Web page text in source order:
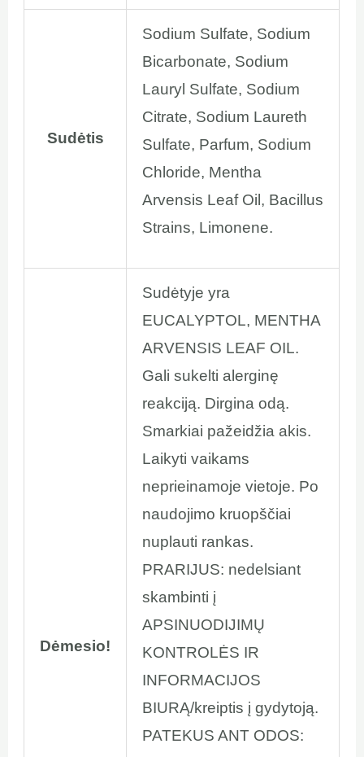
Sudėtis
Sodium Sulfate, Sodium
Bicarbonate, Sodium
Lauryl Sulfate, Sodium
Citrate, Sodium Laureth
Sulfate, Parfum, Sodium
Chloride, Mentha
Arvensis Leaf Oil, Bacillus
Strains, Limonene.
Dėmesio!
Sudėtyje yra
EUCALYPTOL, MENTHA
ARVENSIS LEAF OIL.
Gali sukelti alerginę
reakciją. Dirgina odą.
Smarkiai pažeidžia akis.
Laikyti vaikams
neprieinamoje vietoje. Po
naudojimo kruopščiai
nuplauti rankas.
PRARIJUS: nedelsiant
skambinti į
APSINUODIJIMŲ
KONTROLĖS IR
INFORMACIJOS
BIURĄ/kreiptis į gydytoją.
PATEKUS ANT ODOS: